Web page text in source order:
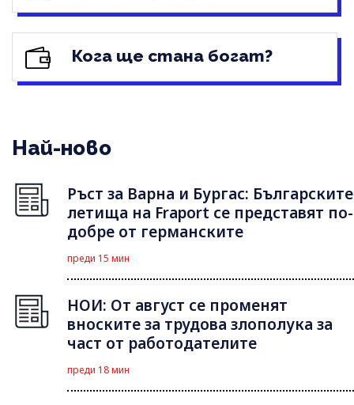
Кога ще стана богат?
Най-ново
Ръст за Варна и Бургас: Българските
летища на Fraport се представят по-
добре от германските
преди 15 мин
НОИ: От август се променят
вноските за трудова злополука за
част от работодателите
преди 18 мин